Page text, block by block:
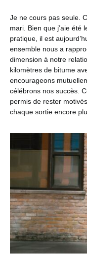
Je ne cours pas seule.
mari. Bien que j’aie été
pratique, il est
ensemble nous a
dimension à notre
kilomètres de bitume
encourageons
célébrons nos succès.
permis de rester
chaque sortie encore